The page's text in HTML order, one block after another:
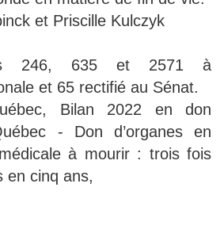
et Priscille Kulczyk
246, 635 et 2571 à
et 65 rectifié au Sénat.
Bilan 2022 en don
- Don d’organes en
à mourir : trois fois
en cinq ans,